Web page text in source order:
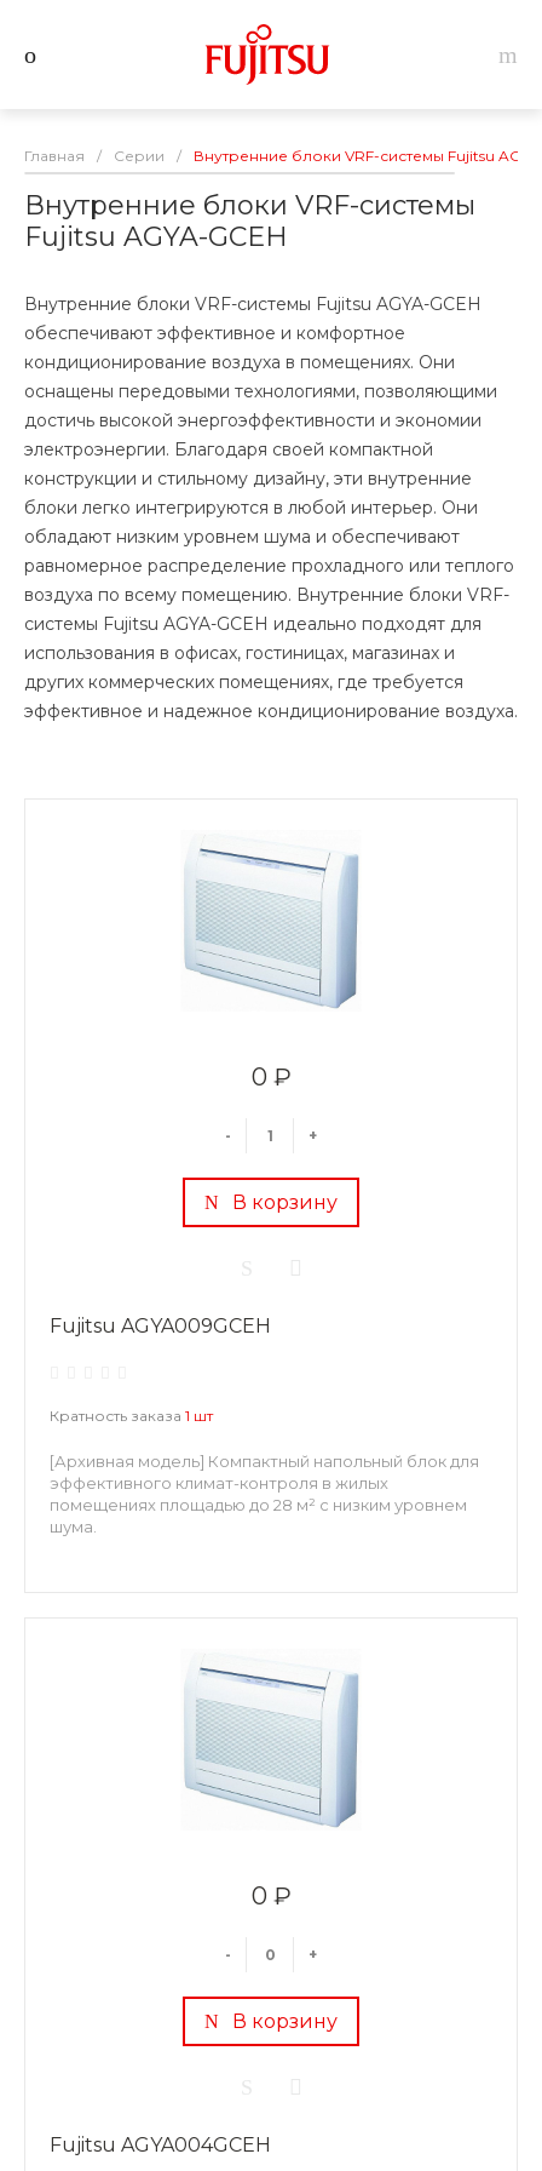
Главная / Серии / Внутренние блоки VRF-системы Fujitsu
Внутренние блоки VRF-системы
Fujitsu AGYA-GCEH
Внутренние блоки VRF-системы Fujitsu AGYA-GCEH
обеспечивают эффективное и комфортное
кондиционирование воздуха в помещениях. Они
оснащены передовыми технологиями, позволяющими
достичь высокой энергоэффективности и экономии
электроэнергии. Благодаря своей компактной
конструкции и стильному дизайну, эти внутренние
блоки легко интегрируются в любой интерьер. Они
обладают низким уровнем шума и обеспечивают
равномерное распределение прохладного или теплого
воздуха по всему помещению. Внутренние блоки VRF-
системы Fujitsu AGYA-GCEH идеально подходят для
использования в офисах, гостиницах, магазинах и
других коммерческих помещениях, где требуется
эффективное и надежное кондиционирование воздуха.
0 ₽
- +
В корзину
Fujitsu AGYA009GCEH
Кратность заказа 1 шт
[Архивная модель] Компактный напольный блок для
эффективного климат-контроля в жилых
помещениях площадью до 28 м² с низким уровнем
шума.
0 ₽
- +
В корзину
Fujitsu AGYA004GCEH